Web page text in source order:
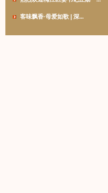
客味飘香·母爱如歌 | 深...